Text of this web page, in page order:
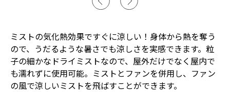
ミストの気化熱効果ですぐに涼しい！身体から熱を奪う
ので、うだるような暑さでも涼しさを実感できます。粒
子の細かなドライミストなので、屋外だけでなく屋内で
も濡れずに使用可能。ミストとファンを併用し、ファン
の風で涼しいミストを飛ばすことができます。